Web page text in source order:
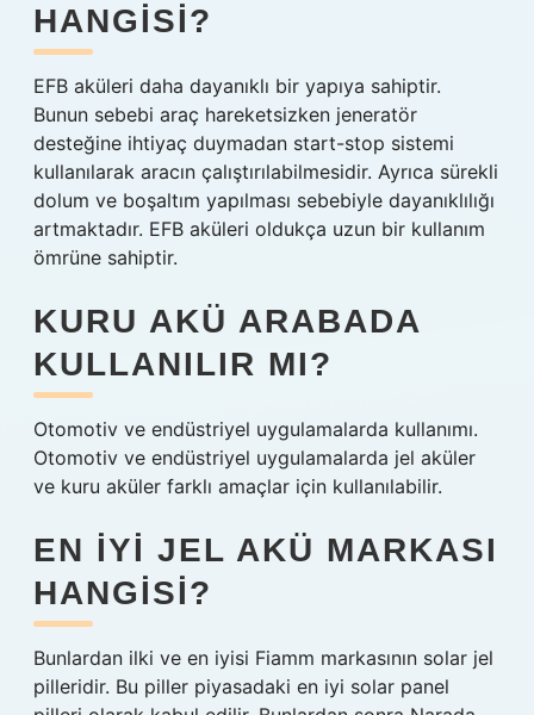
HANGISI?
EFB aküleri daha dayanıklı bir yapıya sahiptir.
Bunun sebebi araç hareketsizken jeneratör
desteğine ihtiyaç duymadan start-stop sistemi
kullanılarak aracın çalıştırılabilmesidir. Ayrıca sürekli
dolum ve boşaltım yapılması sebebiyle dayanıklılığı
artmaktadır. EFB aküleri oldukça uzun bir kullanım
ömrüne sahiptir.
KURU AKÜ ARABADA
KULLANILIR MI?
Otomotiv ve endüstriyel uygulamalarda kullanımı.
Otomotiv ve endüstriyel uygulamalarda jel aküler
ve kuru aküler farklı amaçlar için kullanılabilir.
EN IYI JEL AKÜ MARKASI
HANGISI?
Bunlardan ilki ve en iyisi Fiamm markasının solar jel
pilleridir. Bu piller piyasadaki en iyi solar panel